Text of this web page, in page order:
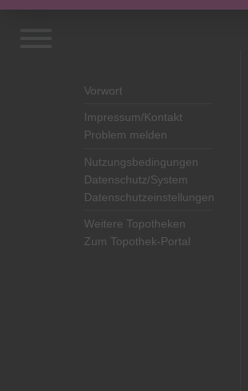
Vorwort
Impressum/Kontakt
Problem melden
Nutzungsbedingungen
Datenschutz/System
Datenschutzeinstellungen
Weitere Topotheken
Zum Topothek-Portal